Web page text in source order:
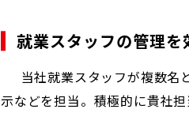
就業スタッフの管理を
当社就業スタッフが複数名
示などを担当。積極的に貴社